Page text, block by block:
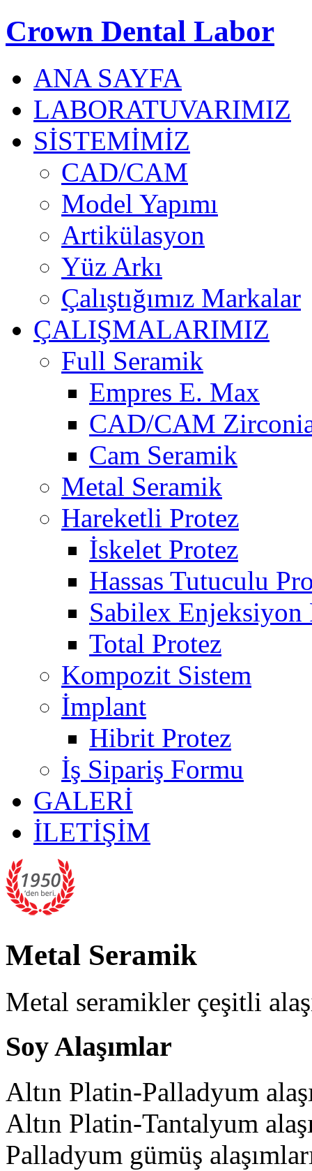
Crown Dental Labor
ANA SAYFA
LABORATUVARIMIZ
SİSTEMİMİZ
CAD/CAM
Model Yapımı
Artikülasyon
Yüz Arkı
Çalıştığımız Markalar
ÇALIŞMALARIMIZ
Full Seramik
Empres E. Max
CAD/CAM
Cam Seramik
Metal Seramik
Hareketli Protez
İskelet Protez
Hassas Tutuculu
Sabilex Enjeksiyon
Total Protez
Kompozit Sistem
İmplant
Hibrit Protez
İş Sipariş Formu
GALERİ
İLETİŞİM
Metal Seramik
Metal seramikler çeşitli
Soy Alaşımlar
Altın Platin-Palladyum
Altın Platin-Tantalyum
Palladyum gümüş